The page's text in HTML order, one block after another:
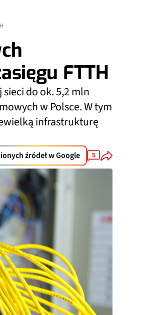
FTTH
sieci do ok. 5,2 mln
w Polsce. W tym
infrastrukturę
źródeł w Google 5